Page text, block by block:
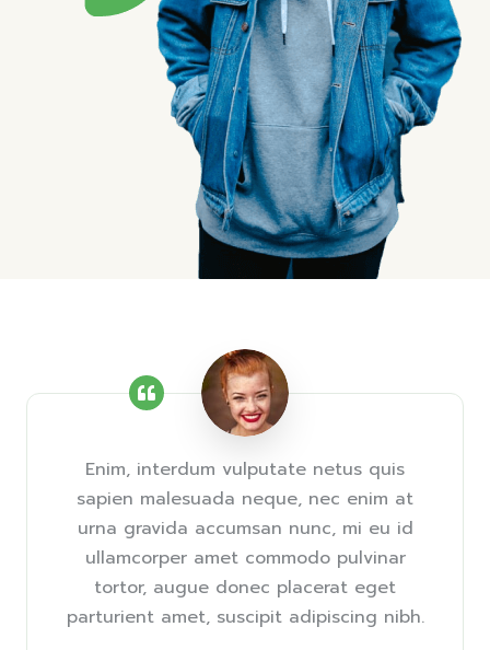
Enim, interdum vulputate netus quis
sapien malesuada neque, nec enim at
urna gravida accumsan nunc, mi eu id
ullamcorper amet commodo pulvinar
tortor, augue donec placerat eget
parturient amet, suscipit adipiscing nibh.